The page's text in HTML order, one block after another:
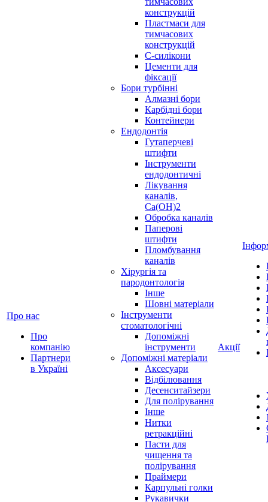
Про нас
Про
компанію
Партнери
в Україні
конструкцій
Пластмаси для
тимчасових
конструкцій
С-силікони
Цементи для
фіксації
Бори турбінні
Алмазні бори
Карбідні бори
Контейнери
Ендодонтія
Гутаперчеві
штифти
Інструменти
ендодонтичні
Лікування
каналів,
Ca(OH)2
Обробка каналів
Паперові
штифти
Пломбування
каналів
Хірургія та
пародонтологія
Інше
Шовні матеріали
Інструменти
стоматологічні
Допоміжні
інструменти
Допоміжні матеріали
Аксесуари
Відбілювання
Десенситайзери
Для полірування
Інше
Нитки
ретракційні
Пасти для
чищення та
полірування
Праймери
Карпульні голки
Рукавички
Акції